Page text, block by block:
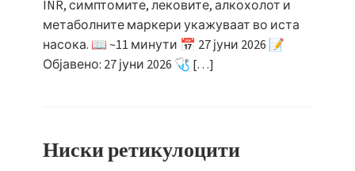
INR, симптомите, лековите, алкохолот и
метаболните маркери укажуваат во иста
насока. 📖 ~11 минути 📅 27 јуни 2026 📝
Објавено: 27 јуни 2026 🩺 […]
Ниски ретикулоцити